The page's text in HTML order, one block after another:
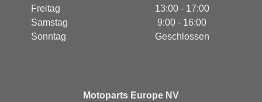
Freitag
13:00 - 17:00
Samstag
9:00 - 16:00
Sonntag
Geschlossen
Motoparts Europe NV